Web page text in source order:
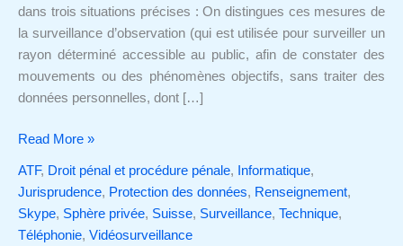
dans trois situations précises : On distingues ces mesures de
la surveillance d’observation (qui est utilisée pour surveiller un
rayon déterminé accessible au public, afin de constater des
mouvements ou des phénomènes objectifs, sans traiter des
données personnelles, dont […]
prévoir
des
mesures
de
surveillance
Read More »
ATF, Droit pénal et procédure pénale, Informatique,
Jurisprudence, Protection des données, Renseignement,
Skype, Sphère privée, Suisse, Surveillance, Technique,
Téléphonie, Vidéosurveillance